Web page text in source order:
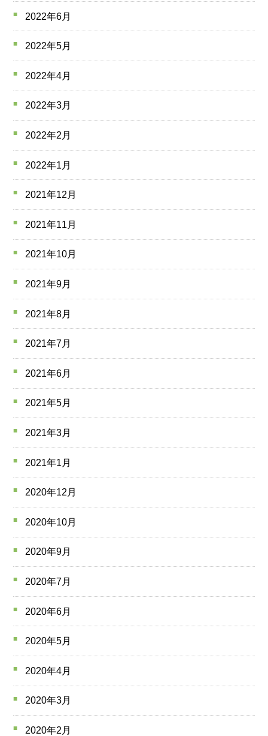
2022年6月
2022年5月
2022年4月
2022年3月
2022年2月
2022年1月
2021年12月
2021年11月
2021年10月
2021年9月
2021年8月
2021年7月
2021年6月
2021年5月
2021年3月
2021年1月
2020年12月
2020年10月
2020年9月
2020年7月
2020年6月
2020年5月
2020年4月
2020年3月
2020年2月